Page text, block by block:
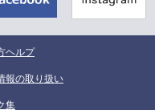
ヘルプ
報の取り扱い
集